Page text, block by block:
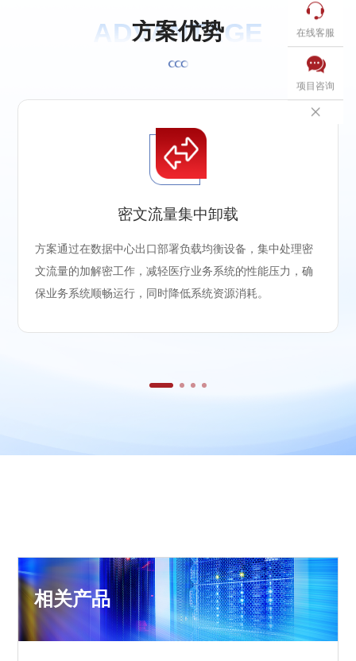
ADVANTAGE
方案优势
密文流量集中卸载
方案通过在数据中心出口部署负载均衡设备，集中处理密
文流量的加解密工作，减轻医疗业务系统的性能压力，确
保业务系统顺畅运行，同时降低系统资源消耗。
相关产品

在线客服

项目咨询
